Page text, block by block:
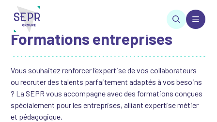
SEPR Groupe
Formations entreprises
Vous souhaitez renforcer l’expertise de vos collaborateurs
ou recruter des talents parfaitement adaptés à vos besoins
? La SEPR vous accompagne avec des formations conçues
spécialement pour les entreprises, alliant expertise métier
et pédagogique.